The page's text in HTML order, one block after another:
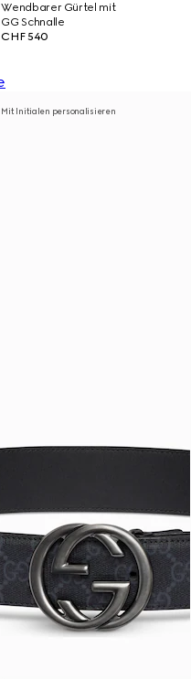
Wendbarer Gürtel mit
GG Schnalle
CHF 540
Mit Initialen personalisieren